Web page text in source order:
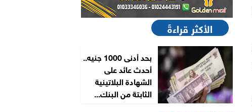
الأكثر قراءةً
بحد أدنى 1000 جنيه..
أحدث عائد على
الشهادة البلاتينية
الثابتة من البنك...